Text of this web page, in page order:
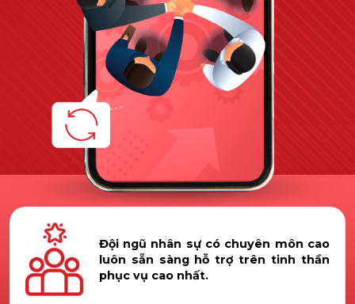
Đội ngũ nhân sự có chuyên môn cao
luôn sẵn sàng hỗ trợ trên tinh thần
phục vụ cao nhất.